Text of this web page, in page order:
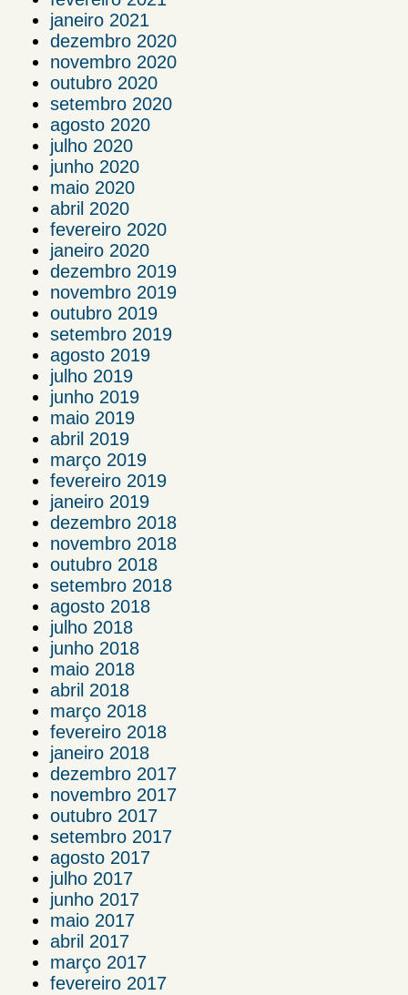
janeiro 2021
dezembro 2020
novembro 2020
outubro 2020
setembro 2020
agosto 2020
julho 2020
junho 2020
maio 2020
abril 2020
fevereiro 2020
janeiro 2020
dezembro 2019
novembro 2019
outubro 2019
setembro 2019
agosto 2019
julho 2019
junho 2019
maio 2019
abril 2019
março 2019
fevereiro 2019
janeiro 2019
dezembro 2018
novembro 2018
outubro 2018
setembro 2018
agosto 2018
julho 2018
junho 2018
maio 2018
abril 2018
março 2018
fevereiro 2018
janeiro 2018
dezembro 2017
novembro 2017
outubro 2017
setembro 2017
agosto 2017
julho 2017
junho 2017
maio 2017
abril 2017
março 2017
fevereiro 2017